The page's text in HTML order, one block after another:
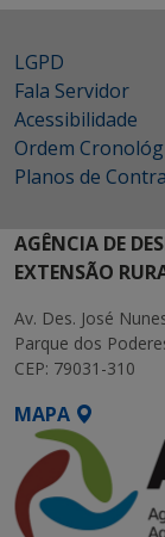
LGPD
Fala Servidor
Acessibilidade
Ordem
Planos de
AGÊNCIA DE
EXTENSÃO
Av. Des. José
Parque dos
CEP: 79031-310
MAPA